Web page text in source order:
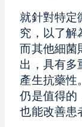
就針對特定
究，以了解
而其他細菌
出，具有多
產生抗藥性
仍是值得的
也能改善患